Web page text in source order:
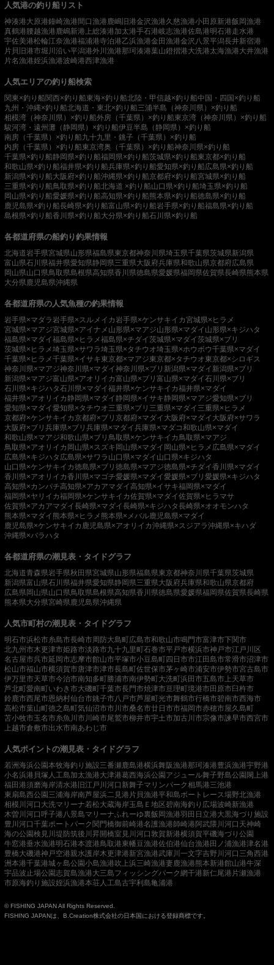
人気港の釣り船リスト
神湊港大原港鐘崎漁港 間口漁港鹿嶋旧港金沢漁港久慈漁港小田原新港飯岡漁港
真鶴港 腰越漁港鹿嶋新港 上総湊港加太港手石港岐志漁港佐島港明石港走水港
宇佐美港松輪江奈漁港福浦港寺泊港乙浜漁港金田漁港金沢八景平潟長井新宿港
片貝旧港市堀川沿い平潟港外川漁港那珂湊港葉山鐙摺港大洗港太海漁港大井漁港
片名漁港姪浜漁港波崎港西津漁港
人気エリアの釣り船検索
関東×釣り船関西×釣り船東海×釣り船北陸・甲信越×釣り船中国・四国×釣り船
九州・沖縄×釣り船北海道・東北×釣り船三浦半島（神奈川県）×釣り船
相模湾（神奈川県）×釣り船外房（千葉県）×釣り船東京湾（神奈川県）×釣り船
駿河湾・遠州灘（静岡県）×釣り船伊豆半島（静岡県）×釣り船
南房（千葉県）×釣り船九十九里・銚子（千葉県）×釣り船
内房（千葉県）×釣り船東京湾奥（千葉県）×釣り船神奈川県×釣り船
千葉県×釣り船静岡県×釣り船福岡県×釣り船茨城県×釣り船東京都×釣り船
和歌山県×釣り船福井県×釣り船兵庫県×釣り船愛知県×釣り船広島県×釣り船
新潟県×釣り船大阪府×釣り船沖縄県×釣り船京都府×釣り船宮城県×釣り船
三重県×釣り船鳥取県×釣り船北海道 ×釣り船山口県×釣り船埼玉県×釣り船
岡山県×釣り船愛媛県×釣り船高知県×釣り船熊本県×釣り船徳島県×釣り船
鹿児島県×釣り船長崎県×釣り船富山県×釣り船岩手県×釣り船福島県×釣り船
島根県×釣り船香川県×釣り船大分県×釣り船石川県×釣り船
各都道府県の船釣り釣果情報
北海道岩手県宮城県山形県福島県東京都神奈川県埼玉県千葉県茨城県新潟県
富山県石川県福井県愛知県静岡県三重県大阪府兵庫県和歌山県京都府広島県
岡山県山口県鳥取県島根県高知県香川県徳島県愛媛県福岡県佐賀県長崎県熊本県
大分県鹿児島県沖縄県
各都道府県の人気魚種の釣果情報
岩手県×マダラ岩手県×スルメイカ岩手県×ケンサキイカ宮城県×ヒラメ
宮城県×マアジ宮城県×アイナメ 山形県×マアジ山形県×マダイ 山形県×キジハタ
福島県×マダイ福島県×ヒラメ福島県×チダイ茨城県×マダイ茨城県×ブリ
茨城県×ヒラメ埼玉県×サワラ埼玉県×タチウオ埼玉県×ホウボウ千葉県×マダイ
千葉県×ヒラメ千葉県×イサキ東京都×マアジ東京都×タチウオ東京都×シロギス
神奈川県×マアジ神奈川県×マダイ神奈川県×ブリ 新潟県×マダイ 新潟県×ブリ
新潟県×マアジ富山県×アオリイカ富山県×ブリ 富山県×マダイ石川県×ブリ
石川県×キジハタ石川県×マダイ福井県×ケンサキイカ福井県×マダイ
福井県×アオリイカ 静岡県×マダイ 静岡県×イサキ静岡県×マアジ愛知県×ブリ
愛知県×マダイ愛知県×タチウオ三重県×ブリ 三重県×マダイ 三重県×ヒラメ
京都府×ケンサキイカ京都府×ブリ 京都府×マダイ 大阪府×マダイ 大阪府×サワラ
大阪府×ブリ 兵庫県×ブリ 兵庫県×マダイ兵庫県×マダコ和歌山県×マダイ
和歌山県×マアジ和歌山県×ブリ 鳥取県×ケンサキイカ鳥取県×マアジ
鳥取県×アオリイカ 岡山県×スズキ 岡山県×マダイ 岡山県×ヒラメ 広島県×マダイ
広島県×キジハタ 広島県×サワラ 山口県×マダイ 山口県×キジハタ
山口県×ケンサキイカ徳島県×ブリ 徳島県×マアジ徳島県×チダイ香川県×マダイ
香川県×アオリイカ香川県×マゴチ愛媛県×マダイ愛媛県×ブリ 愛媛県×キジハタ
高知県×カンパチ高知県×アカアマダイ高知県×イサキ福岡県×マダイ
福岡県×ヤリイカ福岡県×ケンサキイカ佐賀県×マダイ佐賀県×ヒラマサ
佐賀県×アカアマダイ長崎県×マダイ長崎県×キジハタ長崎県×オオモンハタ
熊本県×マダイ 熊本県×ヒラメ 熊本県×メバル鹿児島県×マダイ
鹿児島県×ケンサキイカ 鹿児島県×アオリイカ沖縄県×スジアラ沖縄県×キハダ
沖縄県×バラハタ
各都道府県の潮見表・タイドグラフ
北海道青森県岩手県秋田県宮城県山形県福島県東京都神奈川県千葉県茨城県
新潟県富山県石川県福井県愛知県静岡県三重県大阪府兵庫県和歌山県京都府
広島県岡山県山口県鳥取県島根県高知県香川県徳島県愛媛県福岡県佐賀県長崎県
熊本県大分県宮崎県鹿児島県沖縄県
人気市町村の潮見表・タイドグラフ
明石市浜松市糸島市長崎市周防大島町広島市和歌山市鳴門市富津市下関市
北九州市木更津市姫路市淡路市九十九里町石巻市平戸市横浜市神戸市江戸川区
名古屋市呉市延岡市志摩市館山市平塚市小豆島町四日市市江田島市常滑市沼津市
松山市福山市横須賀市唐津市津市長島町佐世保市茅ヶ崎市浦安市伊勢市宮古島市
伊万里市天草市今治市南知多町勝浦市南伊勢町大洗町浜田市五島市 上天草市
芦北町愛南町いわき市大磯町千葉市長門市焼津市亘理町境港市田原市臼杵市
鈴鹿市西尾市恩納村仙台市銚子市八戸市芦屋町光市舞鶴市行橋市碧南市西海市
高松市葉山町徳之島町気仙沼市市川市桑名市廿日市市福岡市赤穂市屋久島町
苫小牧市玉名市糸魚川市川崎市尾鷲市柳井市宇土市加古川市宗像市諫早市西宮市
上越市倉敷市出水市南あわじ市
人気ポイントの潮見表・タイドグラフ
若洲海浜公園本牧海釣り施設三番瀬鹿島港横浜舞阪漁港那珂湊港豊浜漁港宇野港
小名浜港 貝塚人工島加太漁港大津港葛西海浜公園 アジュール舞子野島公園 閖上港
福田港須磨海岸清水港 旧江戸川河口 新舞子マリンパーク相馬港三池港
東扇島西公園 三浦海岸南芦屋浜二見港 片貝漁港平和島ボートレース場野北漁港
相模川河口 大洗マリーナ若松大蔵海岸玉島Ｅ地区碧南海釣り広場波崎新漁港
木曽川河口呼子港八景島マリーナふれーゆ裏飯岡漁港羽田 日立港大黒海づり施設
豊川河口千葉ポートパーク 関門橋御前崎港名護漁港師崎港 阿武隈川河口 天神崎
海の公園検見川堤防筑後川昇開橋室見川河口敦賀新港横須賀平磯海づり公園
牛窓港垂水漁港明石港本渡港鳥取港東幡豆漁港佐伯港仙台漁港 田ノ浦漁港津名港
豊橋大磯港神戸空港親水護岸木更津港新宮漁港武庫川一文字吉野川河口 三角西港
洲本港千葉港城ヶ島公園小島漁港吹上浜三崎漁港妻鹿漁港熊本新港館山港牛深
宇品波止場公園志賀島漁港大三島フィッシングパーク網干港新仁尾港 片瀬漁港
市原海釣り施設姪浜漁港本荘人工島古宇利島亀浦港
© FISHING JAPAN All Rights Reserved.
FISHING JAPANは、B.Creation株式会社の日本国における登録商標です。